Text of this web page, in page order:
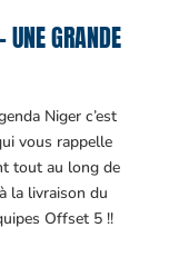
UNE GRANDE
Niger c’est
vous rappelle
tout au long de
la livraison du
Offset 5 !!